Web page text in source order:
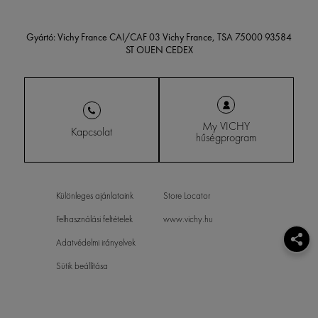
Gyártó: Vichy France CAI/CAF 03 Vichy France, TSA 75000 93584
ST OUEN CEDEX
Kapcsolat My VICHY
hűségprogram
Különleges ajánlataink
Felhasználási feltételek
Adatvédelmi irányelvek
Sütik beállítása
Store Locator
www.vichy.hu